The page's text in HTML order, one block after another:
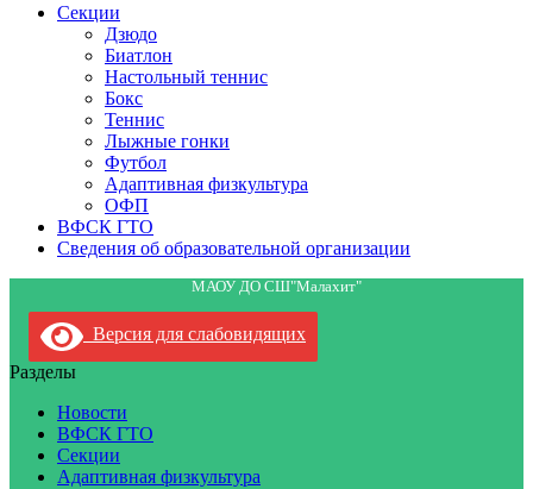
Секции
Дзюдо
Биатлон
Настольный теннис
Бокс
Теннис
Лыжные гонки
Футбол
Адаптивная физкультура
ОФП
ВФСК ГТО
Сведения об образовательной организации
МАОУ ДО СШ"Малахит"
Версия для слабовидящих
Разделы
Новости
ВФСК ГТО
Секции
Адаптивная физкультура